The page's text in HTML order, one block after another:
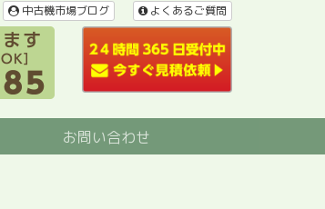
よくあるご質問
中古機市場ブログ
お問い合わせ